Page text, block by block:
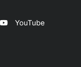
YouTube